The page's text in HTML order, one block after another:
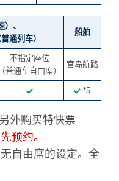
、
通列车）
船舶
不指定座位
（普通车自由席）
宫岛航路
*5
外购买特快票
预约。
自由席的设定。全